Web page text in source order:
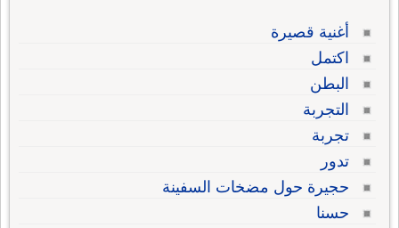
أغنية قصيرة
اكتمل
البطن
التجربة
تجربة
تدور
حجيرة حول مضخات السفينة
حسنا